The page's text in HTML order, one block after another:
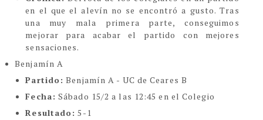
en el que el alevín no se encontró a gusto. Tras
una muy mala primera parte, conseguimos
mejorar para acabar el partido con mejores
sensaciones.
Benjamín A
Partido: Benjamín A - UC de Ceares B
Fecha: Sábado 15/2 a las 12:45 en el Colegio
Resultado: 5-1